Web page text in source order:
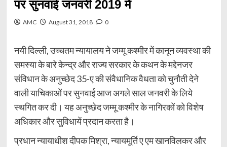
पर सुनवाई जनवरी 2019 में
AMC August 31, 2018 0
नयी दिल्ली, उच्चतम न्यायालय ने जम्मू कश्मीर में कानून व्यवस्था की
समस्या के बारे केन्द्र और राज्य सरकार के कथन के मद्देनजर
संविधान के अनुच्छेद 35-ए की संवैधानिक वैधता को चुनौती देने
वाली याचिकाओं पर सुनवाई आज अगले साल जनवरी के लिये
स्थगित कर दी। यह अनुच्छेद जम्मू कश्मीर के नागिरकों को विशेष
अधिकार और सुविधायें प्रदान करता है।
प्रधान न्यायाधीश दीपक मिश्रा, न्यायमूर्ति ए एम खानविलकर और